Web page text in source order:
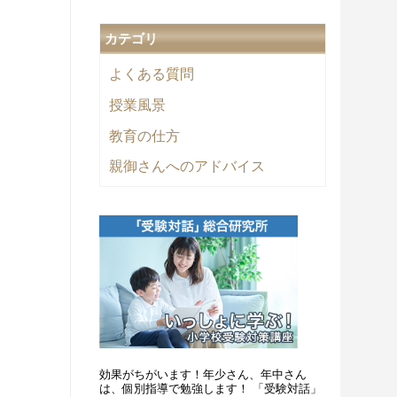
カテゴリ
よくある質問
授業風景
教育の仕方
親御さんへのアドバイス
効果がちがいます！年少さん、年中さん
は、個別指導で勉強します！ 「受験対話」